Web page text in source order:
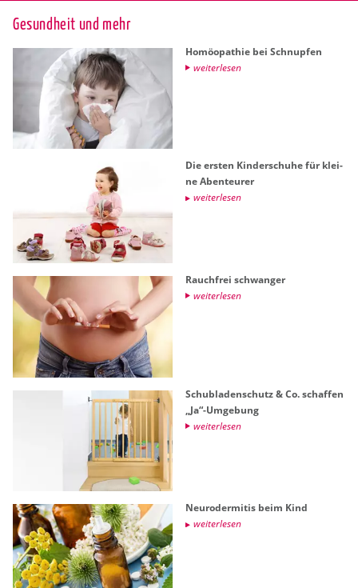
Ge­sund­heit und mehr
Ho­möo­pa­thie bei Schnup­fen
wei­ter­le­sen
Die ers­ten Kin­der­schu­he für klei­
ne Aben­teu­rer
wei­ter­le­sen
Rauch­frei schwan­ger
wei­ter­le­sen
Schub­la­den­schutz & Co. schaf­fen
„Ja“-Um­ge­bung
wei­ter­le­sen
Neu­ro­der­mi­tis beim Kind
wei­ter­le­sen